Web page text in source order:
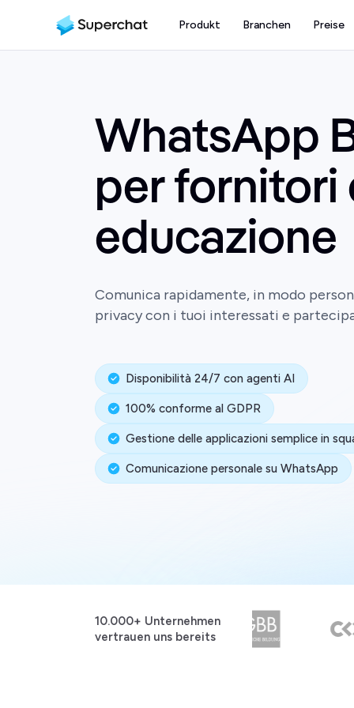
Produkt Branchen Preise
WhatsApp
per fornitori
educazione
Comunica rapidamente, in modo
privacy con i tuoi interessati e
Disponibilità 24/7 con agenti AI
100% conforme al GDPR
Gestione delle applicazioni semplice in
Comunicazione personale su WhatsApp
10.000+ Unternehmen
vertrauen uns bereits